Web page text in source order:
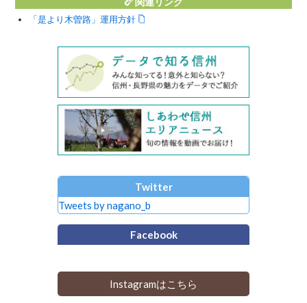
「是より木曽路」運用方針
Twitter
Tweets by nagano_b
Facebook
Instagramはこちら